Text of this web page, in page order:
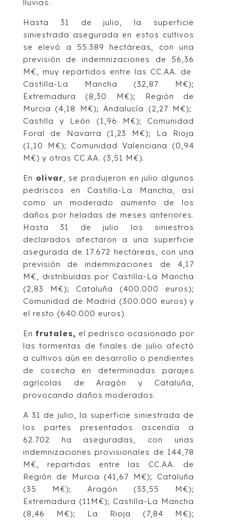
lluvias.
Hasta 31 de julio, la superficie
siniestrada asegurada en estos cultivos
se elevó a 55.389 hectáreas, con una
previsión de indemnizaciones de 56,36
M€, muy repartidos entre las CC.AA. de
Castilla-La Mancha (32,87 M€);
Extremadura (8,30 M€); Región de
Murcia (4,18 M€); Andalucía (2,27 M€);
Castilla y León (1,96 M€); Comunidad
Foral de Navarra (1,23 M€); La Rioja
(1,10 M€); Comunidad Valenciana (0,94
M€) y otras CC.AA. (3,51 M€).
En olivar, se produjeron en julio algunos
pedriscos en Castilla-La Mancha, así
como un moderado aumento de los
daños por heladas de meses anteriores.
Hasta 31 de julio los siniestros
declarados afectaron a una superficie
asegurada de 17.672 hectáreas, con una
previsión de indemnizaciones de 4,17
M€, distribuidas por Castilla-La Mancha
(2,83 M€); Cataluña (400.000 euros);
Comunidad de Madrid (300.000 euros) y
el resto (640.000 euros).
En frutales, el pedrisco ocasionado por
las tormentas de finales de julio afectó
a cultivos aún en desarrollo o pendientes
de cosecha en determinadas parajes
agrícolas de Aragón y Cataluña,
provocando daños moderados.
A 31 de julio, la superficie siniestrada de
los partes presentados ascendía a
62.702 ha aseguradas, con unas
indemnizaciones provisionales de 144,78
M€, repartidas entre las CC.AA. de
Región de Murcia (41,67 M€); Cataluña
(35 M€); Aragón (33,55 M€);
Extremadura (11M€); Castilla-La Mancha
(8,46 M€); La Rioja (7,84 M€);